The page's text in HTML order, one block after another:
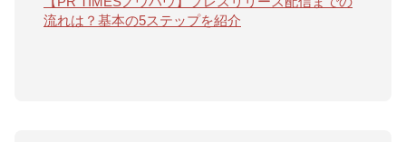
流れは？基本の5ステップを紹介